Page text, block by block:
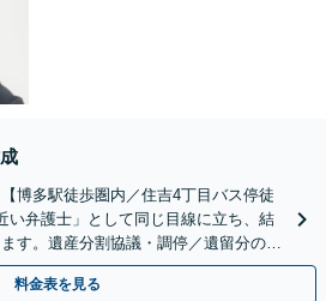
博多駅徒歩圏内／住吉4丁目バス停徒
い弁護士」として同じ目線に立ち、結
す。遺産分割協議・調停／遺留分の侵
など
料金表を見る